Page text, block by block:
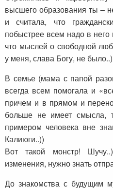
высшего образования ты –
и считала, что
побыстрее всем надо в него
что мыслей о свободной
у меня, слава Богу, не
В семье (мама с папой
всегда всем помогала и
причем и в прямом и
больше не имеет смысла,
примером человека вне
Калиюги..))
Вот такой монстр!
изменения, нужно знать
До знакомства с будущим